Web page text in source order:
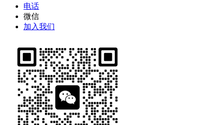
电话
微信
加入我们